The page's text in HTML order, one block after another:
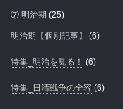
⑦ 明治期 (25)
明治期【個別記事】 (6)
特集_明治を見る！ (6)
特集_日清戦争の全容 (6)